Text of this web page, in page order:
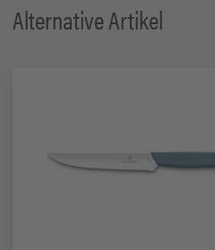
Alternative Artikel